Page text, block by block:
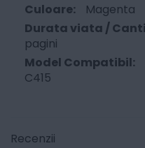
Magenta
pagini
C415
Recenzii